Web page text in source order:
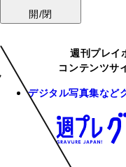
開/閉
週刊プレイ
コンテンツサ
デジタル写真集など